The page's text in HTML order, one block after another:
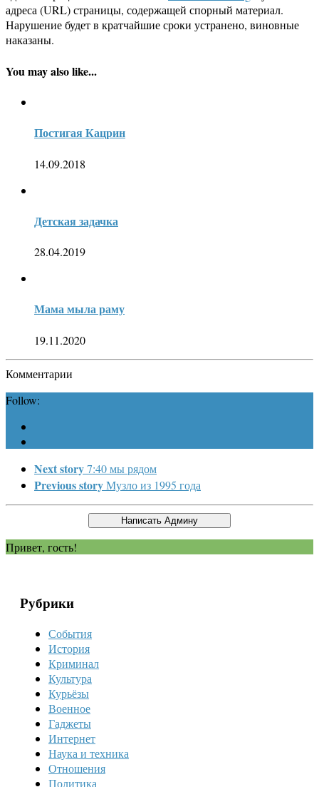
адреса (URL) страницы, содержащей спорный материал.
Нарушение будет в кратчайшие сроки устранено, виновные
наказаны.
You may also like...
Постигая Кацрин
14.09.2018
Детская задачка
28.04.2019
Мама мыла раму
19.11.2020
Комментарии
Follow:
Next story7:40 мы рядом
Previous storyМузло из 1995 года
Привет, гость!
Рубрики
События
История
Криминал
Культура
Курьёзы
Военное
Гаджеты
Интернет
Наука и техника
Отношения
Политика